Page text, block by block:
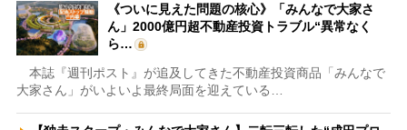
《ついに見えた問題の核心》「みんなで大家さ
ん」2000億円超不動産投資トラブル“異常なく
ら…
本誌『週刊ポスト』が追及してきた不動産投資商品「みんなで
大家さん」がいよいよ最終局面を迎えている…